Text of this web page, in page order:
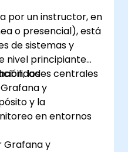
por un instructor, en
o presencial), está
de sistemas y
nivel principiante
centrales
y
los
y la
en entornos
Grafana y